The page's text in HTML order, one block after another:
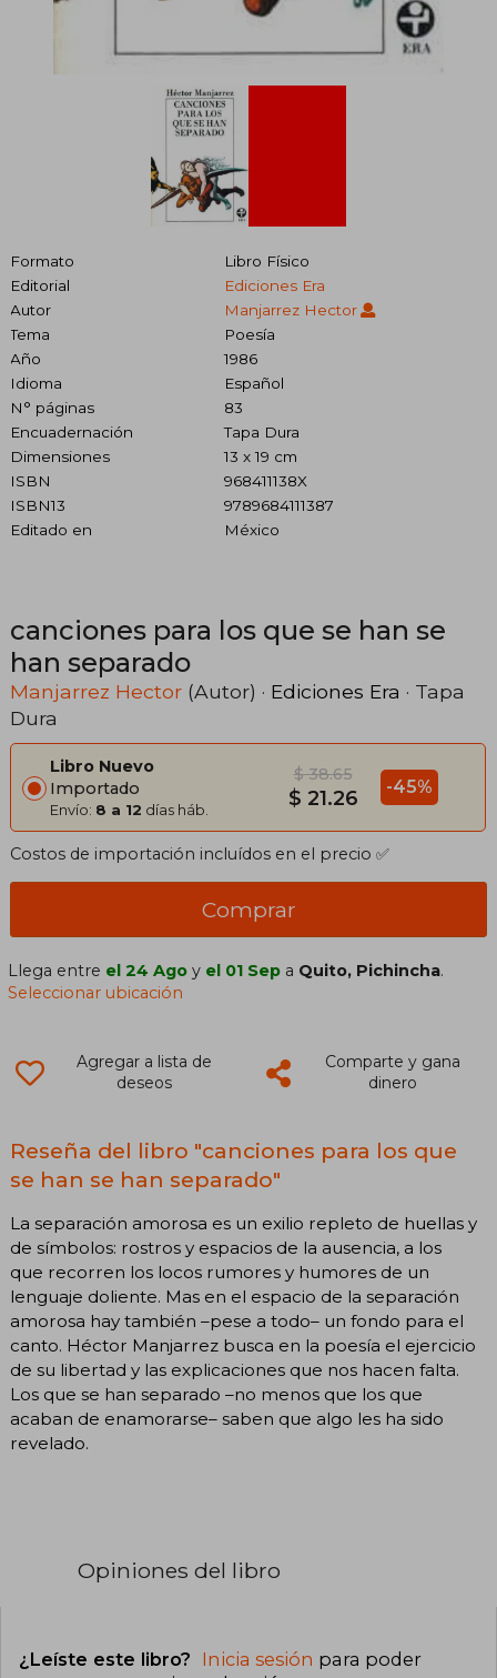
Formato
Libro Físico
Editorial
Ediciones Era
Autor
Manjarrez Hector
Tema
Poesía
Año
1986
Idioma
Español
N° páginas
83
Encuadernación
Tapa Dura
Dimensiones
13 x 19 cm
ISBN
968411138X
ISBN13
9789684111387
Editado en
México
canciones para los que se han se
han separado
Manjarrez Hector (Autor) · Ediciones Era · Tapa
Dura
Libro Nuevo
Importado
Envío: 8 a 12 días háb.
$ 38.65
$ 21.26 -45%
Costos de importación incluídos en el precio ✅
Comprar
Llega entre el 24 Ago y el 01 Sep a Quito, Pichincha.
Seleccionar ubicación
Agregar a lista de
deseos
Comparte y gana
dinero
Reseña del libro "canciones para los que
se han se han separado"
La separación amorosa es un exilio repleto de huellas y
de símbolos: rostros y espacios de la ausencia, a los
que recorren los locos rumores y humores de un
lenguaje doliente. Mas en el espacio de la separación
amorosa hay también –pese a todo– un fondo para el
canto. Héctor Manjarrez busca en la poesía el ejercicio
de su libertad y las explicaciones que nos hacen falta.
Los que se han separado –no menos que los que
acaban de enamorarse– saben que algo les ha sido
revelado.
Opiniones del libro
¿Leíste este libro? Inicia sesión para poder